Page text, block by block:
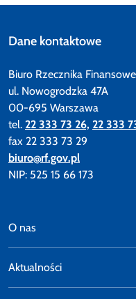
Dane kontaktowe
Biuro Rzecznika
ul. Nowogrodzka 47A
00-695 Warszawa
tel. 22 333 73 26, 22 333
fax 22 333 73 29
biuro@rf.gov.pl
NIP: 525 15 66 173
O nas
Aktualności